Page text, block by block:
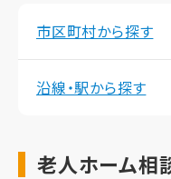
市区町村から探す
沿線・駅から探す
老人ホーム相